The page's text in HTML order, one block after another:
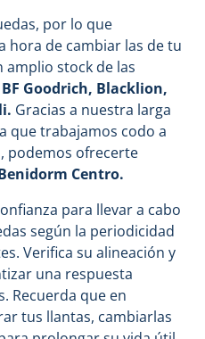
por lo que
hora de cambiar las de tu
amplio stock de las
Goodrich, Blacklion,
Gracias a nuestra larga
que trabajamos codo a
podemos ofrecerte
Centro.
para llevar a cabo
según la periodicidad
Verifica su alineación y
una respuesta
Recuerda que en
tus llantas, cambiarlas